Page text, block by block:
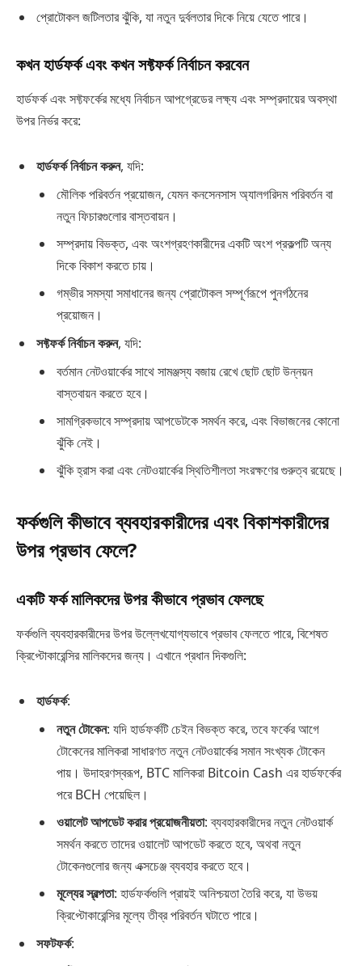
প্রোটোকল জটিলতার ঝুঁকি, যা নতুন দুর্বলতার দিকে নিয়ে যেতে পারে।
কখন হার্ডফর্ক এবং কখন সফ্টফর্ক নির্বাচন করবেন
হার্ডফর্ক এবং সফ্টফর্কের মধ্যে নির্বাচন আপগ্রেডের লক্ষ্য এবং সম্প্রদায়ের অবস্থা
উপর নির্ভর করে:
হার্ডফর্ক নির্বাচন করুন, যদি:
মৌলিক পরিবর্তন প্রয়োজন, যেমন কনসেনসাস অ্যালগরিদম পরিবর্তন বা
নতুন ফিচারগুলোর বাস্তবায়ন।
সম্প্রদায় বিভক্ত, এবং অংশগ্রহণকারীদের একটি অংশ প্রকল্পটি অন্য
দিকে বিকাশ করতে চায়।
গম্ভীর সমস্যা সমাধানের জন্য প্রোটোকল সম্পূর্ণরূপে পুনর্গঠনের
প্রয়োজন।
সফ্টফর্ক নির্বাচন করুন, যদি:
বর্তমান নেটওয়ার্কের সাথে সামঞ্জস্য বজায় রেখে ছোট ছোট উন্নয়ন
বাস্তবায়ন করতে হবে।
সামগ্রিকভাবে সম্প্রদায় আপডেটকে সমর্থন করে, এবং বিভাজনের কোনো
ঝুঁকি নেই।
ঝুঁকি হ্রাস করা এবং নেটওয়ার্কের স্থিতিশীলতা সংরক্ষণের গুরুত্ব রয়েছে।
ফর্কগুলি কীভাবে ব্যবহারকারীদের এবং বিকাশকারীদের
উপর প্রভাব ফেলে?
একটি ফর্ক মালিকদের উপর কীভাবে প্রভাব ফেলছে
ফর্কগুলি ব্যবহারকারীদের উপর উল্লেখযোগ্যভাবে প্রভাব ফেলতে পারে, বিশেষত
ক্রিপ্টোকারেন্সির মালিকদের জন্য। এখানে প্রধান দিকগুলি:
হার্ডফর্ক:
নতুন টোকেন: যদি হার্ডফর্কটি চেইন বিভক্ত করে, তবে ফর্কের আগে
টোকেনের মালিকরা সাধারণত নতুন নেটওয়ার্কের সমান সংখ্যক টোকেন
পায়। উদাহরণস্বরূপ, BTC মালিকরা Bitcoin Cash এর হার্ডফর্কের
পরে BCH পেয়েছিল।
ওয়ালেট আপডেট করার প্রয়োজনীয়তা: ব্যবহারকারীদের নতুন নেটওয়ার্ক
সমর্থন করতে তাদের ওয়ালেট আপডেট করতে হবে, অথবা নতুন
টোকেনগুলোর জন্য এক্সচেঞ্জ ব্যবহার করতে হবে।
মূল্যের স্বল্পতা: হার্ডফর্কগুলি প্রায়ই অনিশ্চয়তা তৈরি করে, যা উভয়
ক্রিপ্টোকারেন্সির মূল্যে তীব্র পরিবর্তন ঘটাতে পারে।
সফটফর্ক: